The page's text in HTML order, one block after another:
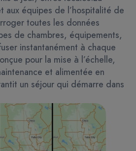
aux équipes de l’hospitalité de
toutes les données
de chambres, équipements,
instantanément à chaque
pour la mise à l’échelle,
et alimentée en
un séjour qui démarre dans